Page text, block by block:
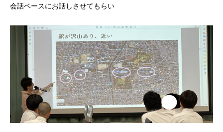
会話ベースにお話しさせてもらい